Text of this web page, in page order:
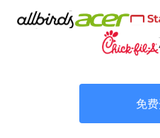
免